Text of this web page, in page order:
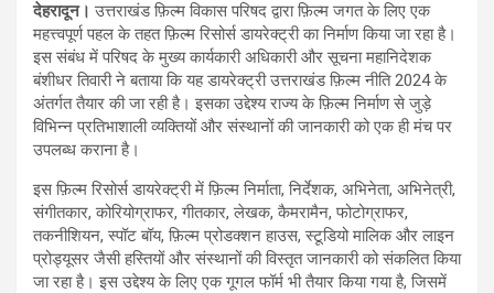
देहरादून। उत्तराखंड फ़िल्म विकास परिषद द्वारा फ़िल्म जगत के लिए एक
महत्त्वपूर्ण पहल के तहत फ़िल्म रिसोर्स डायरेक्ट्री का निर्माण किया जा रहा है।
इस संबंध में परिषद के मुख्य कार्यकारी अधिकारी और सूचना महानिदेशक
बंशीधर तिवारी ने बताया कि यह डायरेक्ट्री उत्तराखंड फ़िल्म नीति 2024 के
अंतर्गत तैयार की जा रही है। इसका उद्देश्य राज्य के फ़िल्म निर्माण से जुड़े
विभिन्न प्रतिभाशाली व्यक्तियों और संस्थानों की जानकारी को एक ही मंच पर
उपलब्ध कराना है।
इस फ़िल्म रिसोर्स डायरेक्ट्री में फ़िल्म निर्माता, निर्देशक, अभिनेता, अभिनेत्री,
संगीतकार, कोरियोग्राफर, गीतकार, लेखक, कैमरामैन, फोटोग्राफर,
तकनीशियन, स्पॉट बॉय, फ़िल्म प्रोडक्शन हाउस, स्टूडियो मालिक और लाइन
प्रोड्यूसर जैसी हस्तियों और संस्थानों की विस्तृत जानकारी को संकलित किया
जा रहा है। इस उद्देश्य के लिए एक गूगल फॉर्म भी तैयार किया गया है, जिसमें